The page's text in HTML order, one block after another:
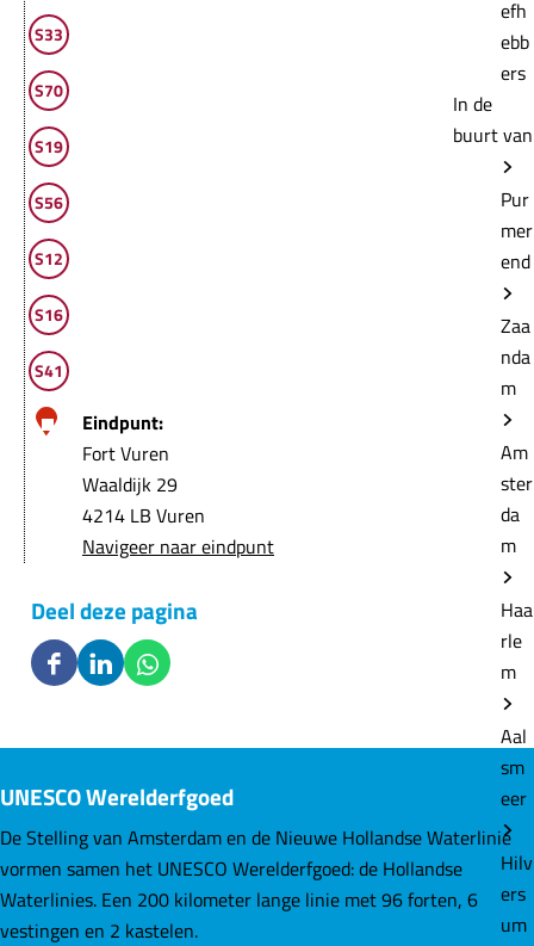
efh
ebb
ers
In de
buurt van
Pur
mer
end
Zaa
nda
m
Am
ster
da
m
Haa
rle
m
Aal
sm
eer
Hilv
ers
um
t
V
u
r
e
n
S33
S70
S19
S56
S12
S16
S41
Eindpunt:
Fort Vuren
Waaldijk 29
4214 LB Vuren
Navigeer naar eindpunt
Deel deze pagina
D
d
e
z
e
p
D
d
e
z
e
p
D
d
e
z
e
p
UNESCO Werelderfgoed
De Stelling van Amsterdam en de Nieuwe Hollandse Waterlinie
vormen samen het UNESCO Werelderfgoed: de Hollandse
Waterlinies. Een 200 kilometer lange linie met 96 forten, 6
vestingen en 2 kastelen.